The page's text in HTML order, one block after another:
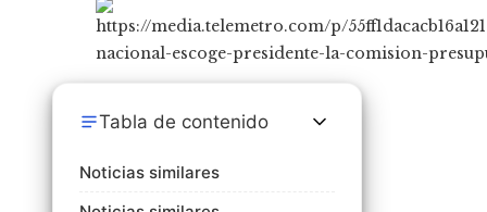
Tabla de contenido
Noticias similares